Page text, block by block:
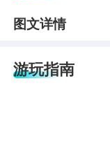
图文详情
游玩指南